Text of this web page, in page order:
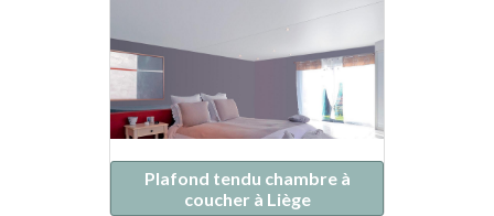
Plafond tendu chambre à
coucher à Liège